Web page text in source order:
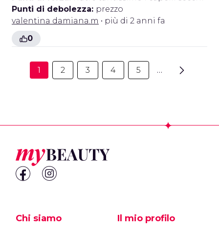
Punti di debolezza: prezzo
valentina damiana.m • più di 2 anni fa
0
1 2 3 4 5 …
Chi siamo Il mio profilo